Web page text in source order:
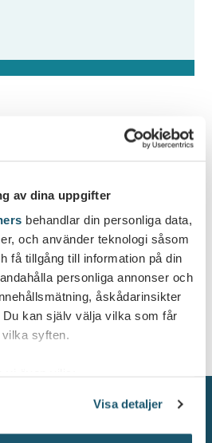
av dina uppgifter
behandlar din personliga data,
och använder teknologi såsom
få tillgång till information på din
personliga annonser och
åskådarinsikter
kan själv välja vilka som får
syften.
på upp till flera meter
genom att aktivt skanna den
Visa detaljer
sähköpostitse.